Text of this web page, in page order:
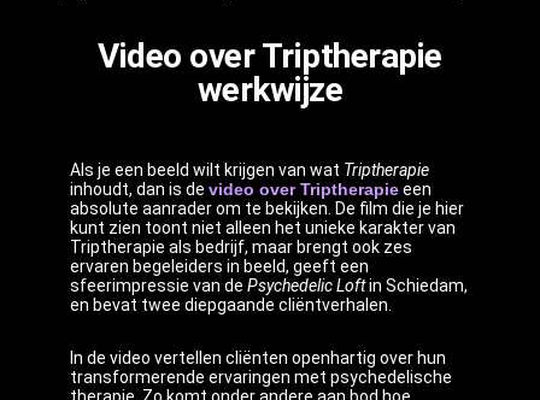
Video over Triptherapie
werkwijze
Als je een beeld wilt krijgen van wat Triptherapie
inhoudt, dan is de video over Triptherapieeen
absolute aanrader om te bekijken. De film die je hier
kunt zien toont niet alleen het unieke karakter van
Triptherapie als bedrijf, maar brengt ook zes
ervaren begeleiders in beeld, geeft een
sfeerimpressie van de Psychedelic Loftin Schiedam,
en bevat twee diepgaande cliëntverhalen.
In de video vertellen cliënten openhartig over hun
transformerende ervaringen met psychedelische